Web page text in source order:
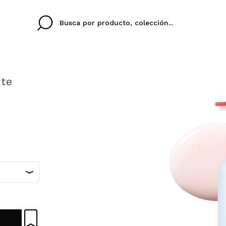
Al crear una cuenta
rápidamente, revisar
IDIOMA
colori